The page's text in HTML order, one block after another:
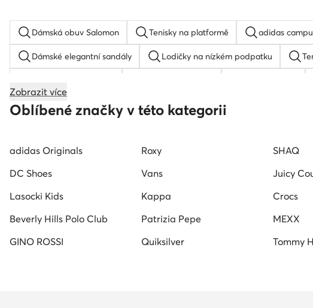
Dámská obuv Salomon Tenisky na platformě adidas
Dámské elegantní sandály Lodičky na nízkém podpatku
Dětské tenisky Reebok Club C 85 Boty k obleku
Zobrazit více
Oblíbené značky v této kategorii
adidas Originals Roxy SHAQ
DC Shoes
Vans Juicy
Lasocki Kids
Kappa Crocs
Beverly Hills Polo Club
Patrizia Pepe MEXX
GINO ROSSI
Quiksilver Tommy